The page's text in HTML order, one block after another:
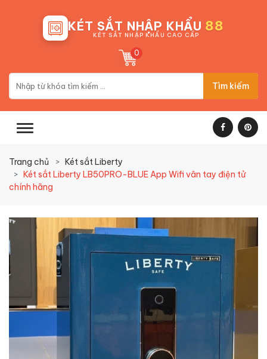
KÉT SẮT NHẬP KHẨU 88
KÉT SẮT NHẬP KHẨU CAO CẤP
0
Tìm kiếm
Trang chủ
Két sắt Liberty
Két sắt Liberty LB50PRO-BLUE App Wifi vân tay điện tử
chính hãng